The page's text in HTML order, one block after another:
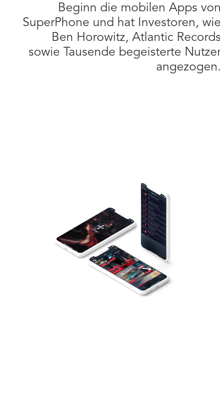
Beginn die mobilen Apps
SuperPhone und hat Investoren,
Ben Horowitz, Atlantic
sowie Tausende begeisterte